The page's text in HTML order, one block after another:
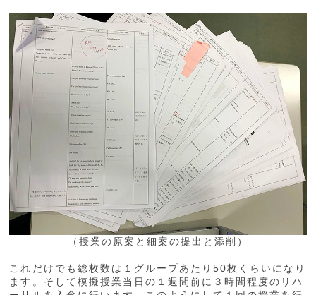
（授業の原案と細案の提出と添削）
これだけでも総枚数は１グループあたり50枚くらいになり
ます。そして模擬授業当日の１週間前に３時間程度のリハ